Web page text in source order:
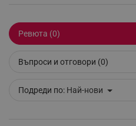
Ревюта (0)
Въпроси и отговори (0)
Подреди по: Най-нови
segmentifyExtension
sgfUserUpdateData